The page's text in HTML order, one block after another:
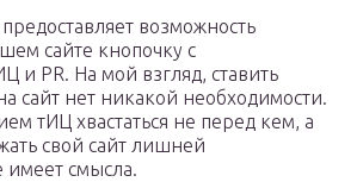
возможность
сайте кнопочку с
и PR. На мой взгляд, ставить
сайт нет никакой необходимости.
тИЦ хвастаться не перед кем, а
свой сайт лишней
смысла.